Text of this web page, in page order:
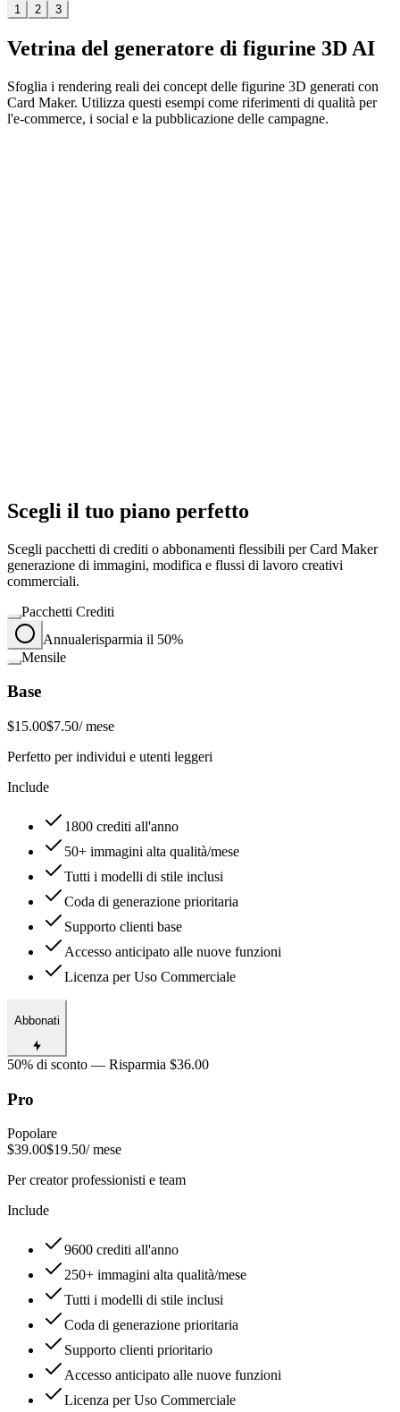
1 2 3
Vetrina del generatore di figurine 3D AI
Sfoglia i rendering reali dei concept delle figurine 3D generati con
Card Maker. Utilizza questi esempi come riferimenti di qualità per
l'e-commerce, i social e la pubblicazione delle campagne.
Scegli il tuo piano perfetto
Scegli pacchetti di crediti o abbonamenti flessibili per Card Maker
generazione di immagini, modifica e flussi di lavoro creativi
commerciali.
Pacchetti Crediti
Annualerisparmia il 50%
Mensile
Base
$15.00$7.50/ mese
Perfetto per individui e utenti leggeri
Include
1800 crediti all'anno
50+ immagini alta qualità/mese
Tutti i modelli di stile inclusi
Coda di generazione prioritaria
Supporto clienti base
Accesso anticipato alle nuove funzioni
Licenza per Uso Commerciale
Abbonati
50% di sconto — Risparmia $36.00
Pro
Popolare
$39.00$19.50/ mese
Per creator professionisti e team
Include
9600 crediti all'anno
250+ immagini alta qualità/mese
Tutti i modelli di stile inclusi
Coda di generazione prioritaria
Supporto clienti prioritario
Accesso anticipato alle nuove funzioni
Licenza per Uso Commerciale